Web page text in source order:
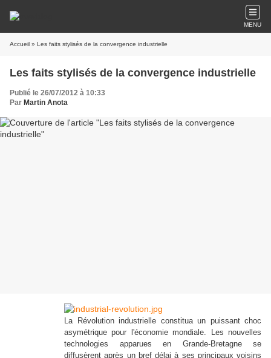
MENU
Accueil » Les faits stylisés de la convergence industrielle
Les faits stylisés de la convergence industrielle
Publié le 26/07/2012 à 10:33
Par Martin Anota
La Révolution industrielle constitua un puissant choc
asymétrique pour l'économie mondiale. Les nouvelles
technologies apparues en Grande-Bretagne se
diffusèrent après un bref délai à ses principaux voisins